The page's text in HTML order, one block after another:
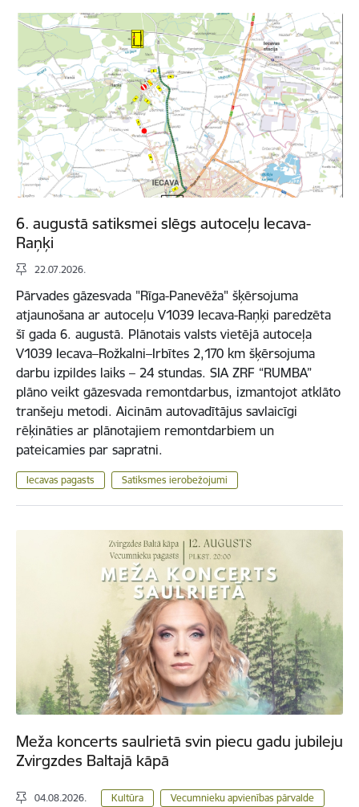
6. augustā satiksmei slēgs autoceļu Iecava-
Raņķi
22.07.2026.
Pārvades gāzesvada "Rīga-Panevēža" šķērsojuma
atjaunošana ar autoceļu V1039 Iecava-Raņķi paredzēta
šī gada 6. augustā. Plānotais valsts vietējā autoceļa
V1039 Iecava–Rožkalni–Irbītes 2,170 km šķērsojuma
darbu izpildes laiks – 24 stundas. SIA ZRF “RUMBA”
plāno veikt gāzesvada remontdarbus, izmantojot atklāto
tranšeju metodi. Aicinām autovadītājus savlaicīgi
rēķināties ar plānotajiem remontdarbiem un
pateicamies par sapratni.
Iecavas pagasts Satiksmes ierobežojumi
Meža koncerts saulrietā svin piecu gadu jubileju
Zvirgzdes Baltajā kāpā
04.08.2026. Kultūra Vecumnieku apvienības pārvalde